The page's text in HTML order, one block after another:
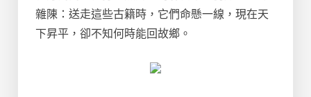
雜陳：送走這些古籍時，它們命懸一線，現在天
下昇平，卻不知何時能回故鄉。